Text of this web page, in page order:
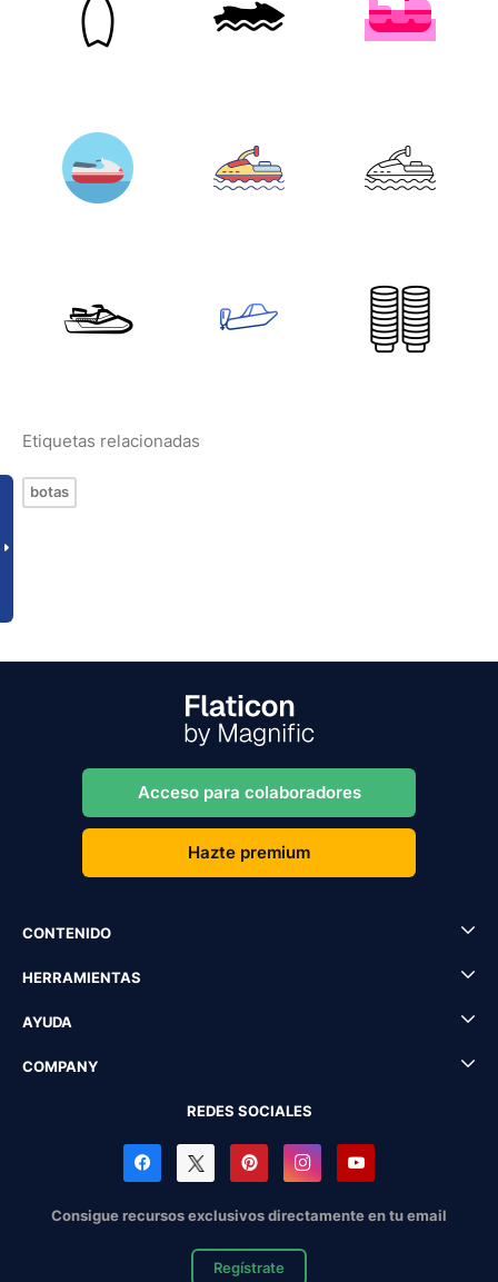
Etiquetas relacionadas
botas
Acceso para colaboradores
Hazte premium
CONTENIDO
HERRAMIENTAS
AYUDA
COMPANY
REDES SOCIALES
Consigue recursos exclusivos directamente en tu email
Regístrate